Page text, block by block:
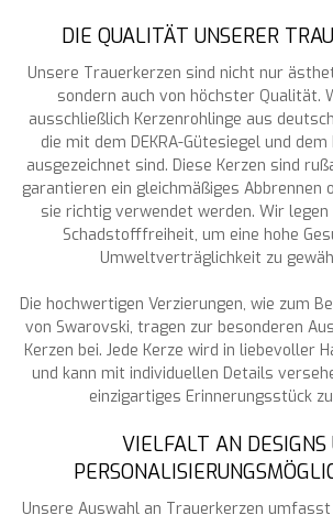
DIE QUALITÄT UNSERER
Unsere Trauerkerzen sind nicht nur
sondern auch von höchster Qualität.
ausschließlich Kerzenrohlinge aus
die mit dem DEKRA-Gütesiegel und dem
ausgezeichnet sind. Diese Kerzen sind
garantieren ein gleichmäßiges Abbrennen
sie richtig verwendet werden. Wir
Schadstofffreiheit, um eine hohe
Umweltverträglichkeit zu
Die hochwertigen Verzierungen, wie zum
von Swarovski, tragen zur besonderen
Kerzen bei. Jede Kerze wird in liebevoller
und kann mit individuellen Details
einzigartiges Erinnerungsstück
VIELFALT AN DESIGNS
Unsere Auswahl an Trauerkerzen